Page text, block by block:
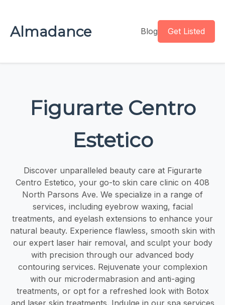
Almadance Blog Get Listed
Figurarte Centro
Estetico
Discover unparalleled beauty care at Figurarte
Centro Estetico, your go-to skin care clinic on 408
North Parsons Ave. We specialize in a range of
services, including eyebrow waxing, facial
treatments, and eyelash extensions to enhance your
natural beauty. Experience flawless, smooth skin with
our expert laser hair removal, and sculpt your body
with precision through our advanced body
contouring services. Rejuvenate your complexion
with our microdermabrasion and anti-aging
treatments, or opt for a refreshed look with Botox
and laser skin treatments. Indulge in our spa services